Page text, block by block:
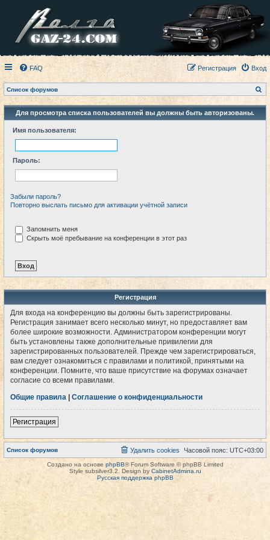
FAQ Вход
Регистрация
Список форумов
о
с
Для просмотра списка пользователей вы должны быть авторизованы.
Имя пользователя:
Пароль:
Забыли пароль?
Повторно выслать письмо для активации учётной записи
Запомнить меня
Скрыть моё пребывание на конференции в этот раз
Регистрация
Для входа на конференцию вы должны быть зарегистрированы.
Регистрация занимает всего несколько минут, но предоставляет вам
более широкие возможности. Администратором конференции могут
быть установлены также дополнительные привилегии для
зарегистрированных пользователей. Прежде чем зарегистрироваться,
вам следует ознакомиться с правилами и политикой, принятыми на
конференции. Помните, что ваше присутствие на форумах означает
согласие со всеми правилами.
Общие правила
Соглашение о конфиденциальности
Регистрация
Список форумов Часовой пояс: UTC+03:00
Удалить cookies
Создано на основе phpBB® Forum Software © phpBB Limited
Style subsilver3.2. Design by CabinetAdmina.ru
Русская поддержка phpBB